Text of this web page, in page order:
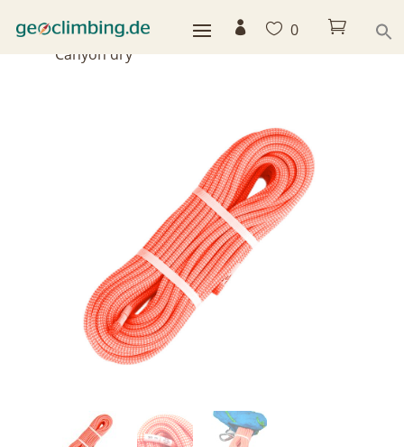
  0 
Home>Shop> Seile>Tendon Ultraleichtseil
Canyon dry